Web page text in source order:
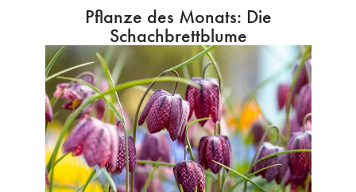
Pflanze des Monats: Die
Schachbrettblume